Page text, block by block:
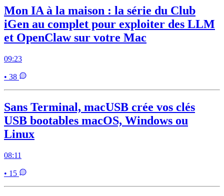
Mon IA à la maison : la série du Club
iGen au complet pour exploiter des LLM
et OpenClaw sur votre Mac
09:23
• 38
Sans Terminal, macUSB crée vos clés
USB bootables macOS, Windows ou
Linux
08:11
• 15